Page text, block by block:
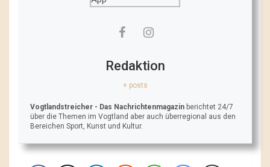
Redaktion
+ posts
Vogtlandstreicher - Das Nachrichtenmagazin berichtet 24/7
über die Themen im Vogtland aber auch überregional aus den
Bereichen Sport, Kunst und Kultur.